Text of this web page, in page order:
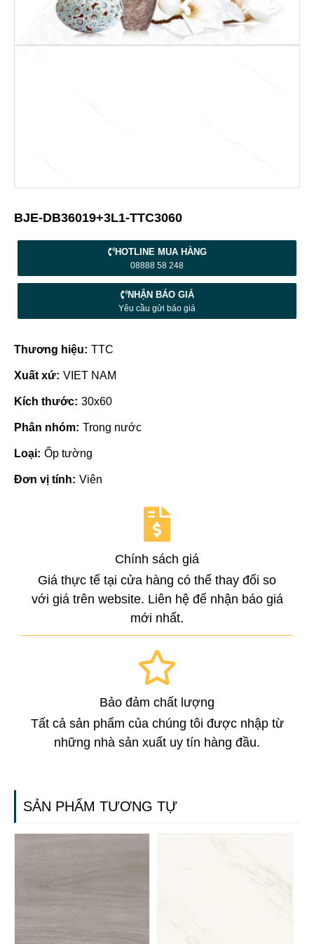
BJE-DB36019+3L1-TTC3060
HOTLINE MUA HÀNG
08888 58 248
NHẬN BÁO GIÁ
Yêu cầu gửi báo giá
Thương hiệu: TTC
Xuất xứ: VIET NAM
Kích thước: 30x60
Phân nhóm: Trong nước
Loại: Ốp tường
Đơn vị tính: Viên
Chính sách giá
Giá thực tế tại cửa hàng có thể thay đổi so
với giá trên website. Liên hệ để nhận báo giá
mới nhất.
Bảo đảm chất lượng
Tất cả sản phẩm của chúng tôi được nhập từ
những nhà sản xuất uy tín hàng đầu.
SẢN PHẨM TƯƠNG TỰ